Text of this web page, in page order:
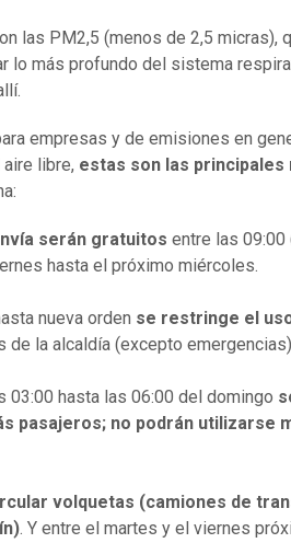
las PM2,5 (menos de 2,5 micras),
lo más profundo del sistema
empresas y de emisiones en
libre, estas son las principales
serán gratuitos entre las 09:00
hasta el próximo miércoles.
nueva orden se restringe el
de la alcaldía (excepto
03:00 hasta las 06:00 del domingo
pasajeros; no podrán utilizarse
volquetas (camiones de
. Y entre el martes y el viernes